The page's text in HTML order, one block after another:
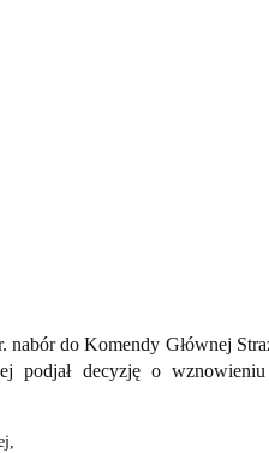
do Komendy Głównej
podjał decyzję o